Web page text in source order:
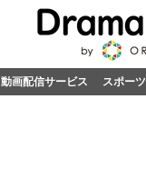
動画配信サービス スポーツ